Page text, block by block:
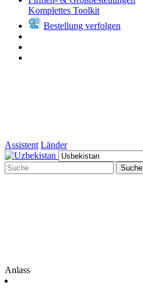
Komplettes Toolkit
Bestellung verfolgen
Assistent Länder
Suche
Anlass